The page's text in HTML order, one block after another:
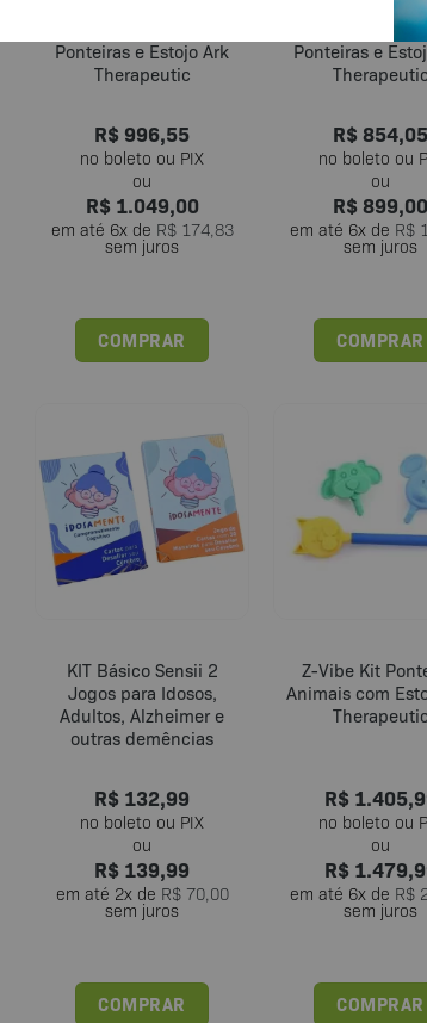
Ponteiras e Estojo Ark
Therapeutic
R$ 996,55
R$1.049,00
em até 6x de R$174,83
sem juros
COMPRAR
Z-Vibe Kit
Ponteiras e
Therapeutic
R$854,05
R$899,00
em até 6x de R$
sem juros
COMPRAR
KIT Básico Sensii 2
Jogos para Idosos,
Adultos, Alzheimer e
outras demências
R$ 132,99
R$ 139,99
em até 2x de R$70,00
sem juros
COMPRAR
Z-Vibe Kit
Animais com
Therapeutic
R$
R$
em até 6x de R$
sem juros
COMPRAR